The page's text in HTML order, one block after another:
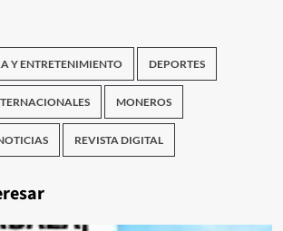
Y ENTRETENIMIENTO DEPORTES
MONEROS
REVISTA DIGITAL